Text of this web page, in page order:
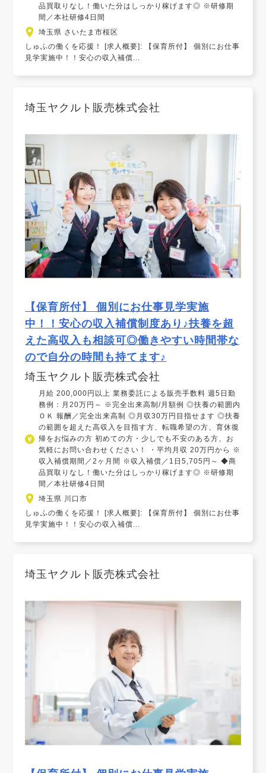
品買取りなし！働いた分はしっかり稼げます◎ ※研修期
間／本社研修4日間
埼玉県 さいたま市桜区
しゅふの働くを応援！ [求人概要]: 【保育所付】 個別にお仕事
見学実施中！！安心の収入補償...
埼玉ヤクルト販売株式会社
【保育所付】 個別にお仕事見学実施
中！！安心の収入補償制度あり♪扶養を超
えた高収入も相談可◎働きやすい時間帯な
ので自分の時間も持てます♪
埼玉ヤクルト販売株式会社
月給 200,000円以上 業務委託による販売手数料 週5日勤
務例：月20万円～ ※完全出来高制/月額例 ◎扶養の範囲内
ＯＫ 報酬／完全出来高制 ◎月収30万円目指せます ◎扶養
の範囲を超えた高収入を目指す方、転職希望の方、育休復
帰をお悩みの方 初めての方・少しでも不安のある方、お
気軽にお問い合わせください！ ・平均月収 20万円から ※
収入補償期間／2ヶ月間 ※収入補償／1日5,705円～ ◆商
品買取りなし！働いた分はしっかり稼げます◎ ※研修期
間／本社研修4日間
埼玉県 川口市
しゅふの働くを応援！ [求人概要]: 【保育所付】 個別にお仕事
見学実施中！！安心の収入補償...
埼玉ヤクルト販売株式会社